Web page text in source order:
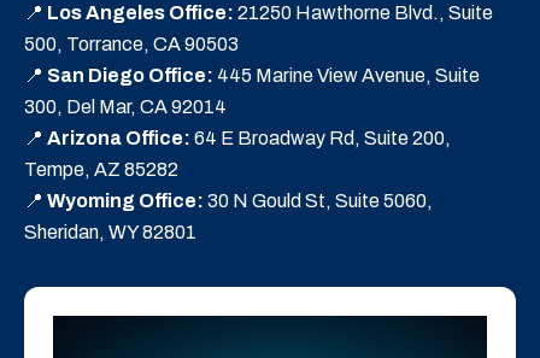
📍 Los Angeles Office: 21250 Hawthorne Blvd., Suite
500, Torrance, CA 90503
📍 San Diego Office: 445 Marine View Avenue, Suite
300, Del Mar, CA 92014
📍 Arizona Office: 64 E Broadway Rd, Suite 200,
Tempe, AZ 85282
📍 Wyoming Office: 30 N Gould St, Suite 5060,
Sheridan, WY 82801